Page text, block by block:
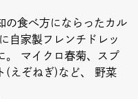
食べ方にならったカル
自家製フレンチドレッ
。 マイクロ春菊、スプ
(えぞねぎ)など、 野菜